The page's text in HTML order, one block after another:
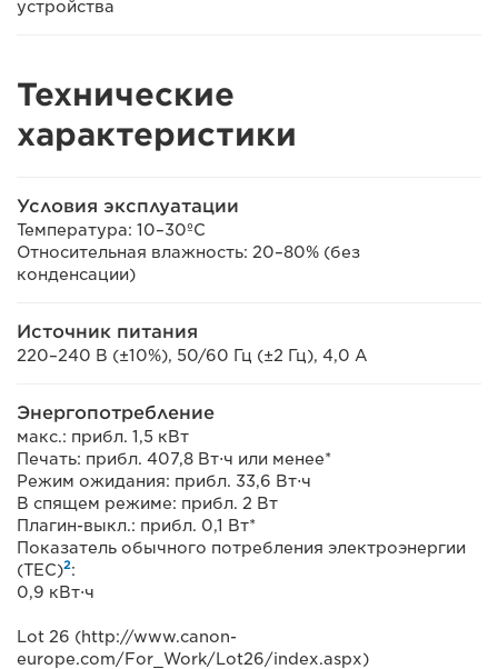
устройства
Технические
характеристики
Условия эксплуатации
Температура: 10–30ºC
Относительная влажность: 20–80% (без
конденсации)
Источник питания
220–240 В (±10%), 50/60 Гц (±2 Гц), 4,0 А
Энергопотребление
макс.: прибл. 1,5 кВт
Печать: прибл. 407,8 Вт⋅ч или менее*
Режим ожидания: прибл. 33,6 Вт⋅ч
В спящем режиме: прибл. 2 Вт
Плагин-выкл.: прибл. 0,1 Вт*
Показатель обычного потребления электроэнергии
(TEC)2:
0,9 кВт⋅ч
Lot 26 (http://www.canon-
europe.com/For_Work/Lot26/index.aspx)